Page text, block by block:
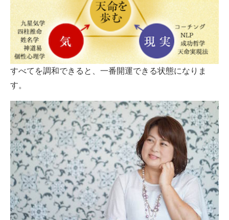
すべてを調和できると、一番開運できる状態になりま
す。